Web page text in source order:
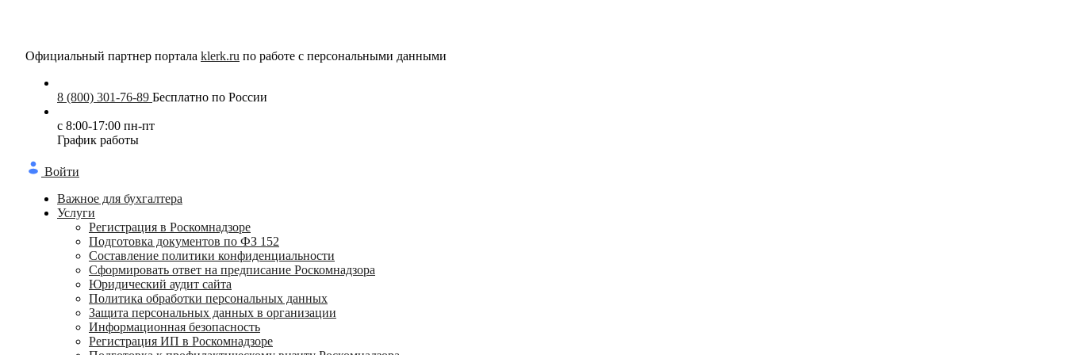
Официальный партнер портала klerk.ru по работе с персональными данными
8 (800) 301-76-89 Бесплатно по России
с 8:00-17:00 пн-пт
График работы
Войти
Важное для бухгалтера
Услуги
Регистрация в Роскомнадзоре
Подготовка документов по ФЗ 152
Составление политики конфиденциальности
Сформировать ответ на предписание Роскомнадзора
Юридический аудит сайта
Политика обработки персональных данных
Защита персональных данных в организации
Информационная безопасность
Регистрация ИП в Роскомнадзоре